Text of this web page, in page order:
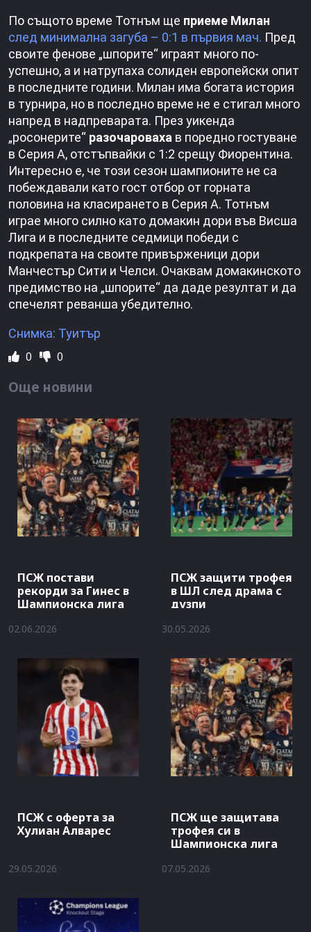
По същото време Тотнъм ще приеме Милан
след минимална загуба – 0:1 в първия мач. Пред
своите фенове „шпорите“ играят много по-
успешно, а и натрупаха солиден европейски опит
в последните години. Милан има богата история
в турнира, но в последно време не е стигал много
напред в надпреварата. През уикенда
„росонерите“ разочароваха в поредно гостуване
в Серия А, отстъпвайки с 1:2 срещу Фиорентина.
Интересно е, че този сезон шампионите не са
побеждавали като гост отбор от горната
половина на класирането в Серия А. Тотнъм
играе много силно като домакин дори във Висша
Лига и в последните седмици победи с
подкрепата на своите привърженици дори
Манчестър Сити и Челси. Очаквам домакинското
предимство на „шпорите“ да даде резултат и да
спечелят реванша убедително.
Снимка: Туитър
0 0
Още новини
ПСЖ постави
рекорди за Гинес в
Шампионска лига
02.06.2026
ПСЖ защити трофея
в ШЛ след драма с
дузпи
30.05.2026
ПСЖ с оферта за
Хулиан Алварес
29.05.2026
ПСЖ ще защитава
трофея си в
Шампионска лига
07.05.2026